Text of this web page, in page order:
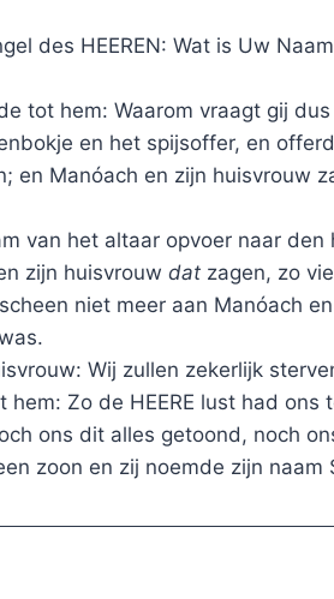
des HEEREN: Wat is Uw
tot hem: Waarom vraagt gij
en het spijsoffer, en
en Manóach en zijn huisvrouw
van het altaar opvoer naar den
zijn huisvrouw datzagen, zo
niet meer aan Manóach
Wij zullen zekerlijk
hem: Zo de HEERE lust had
ons dit alles getoond, noch
zoon en zij noemde zijn